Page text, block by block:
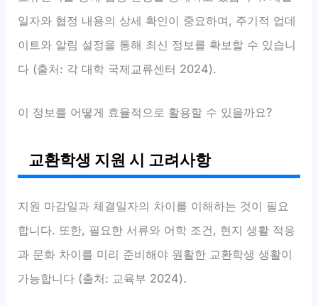
일자와 협정 내용의 상세 확인이 중요하며, 주기적 업데
이트와 알림 설정을 통해 최신 정보를 확보할 수 있습니
다 (출처: 각 대학 국제교류센터 2024).
이 정보를 어떻게 효율적으로 활용할 수 있을까요?
교환학생 지원 시 고려사항
지원 마감일과 체결일자의 차이를 이해하는 것이 필요
합니다. 또한, 필요한 서류와 어학 조건, 현지 생활 적응
과 문화 차이를 미리 준비해야 원활한 교환학생 생활이
가능합니다 (출처: 교육부 2024).